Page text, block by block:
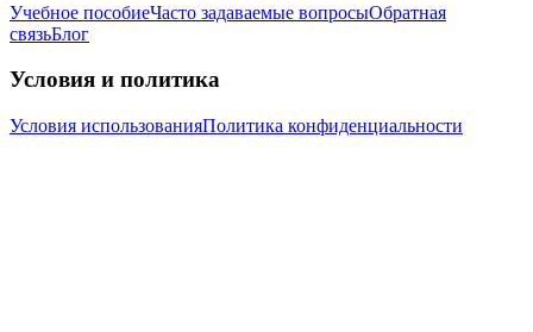
Учебное пособиеЧасто задаваемые вопросыОбратная
связьБлог
Условия и политика
Условия использованияПолитика конфиденциальности